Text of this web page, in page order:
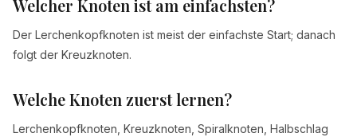
Welcher Knoten ist am einfachsten?
Der Lerchenkopfknoten ist meist der einfachste Start; danach
folgt der Kreuzknoten.
Welche Knoten zuerst lernen?
Lerchenkopfknoten, Kreuzknoten, Spiralknoten, Halbschlag